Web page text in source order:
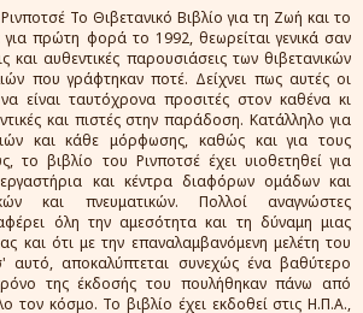
Το Θιβετανικό Βιβλίο για τη Ζωή και το
πρώτη φορά το 1992, θεωρείται γενικά σαν
και αυθεντικές παρουσιάσεις των θιβετανικών
που γράφτηκαν ποτέ. Δείχνει πως αυτές οι
είναι ταυτόχρονα προσιτές στον καθένα κι
και πιστές στην παράδοση. Κατάλληλο για
και κάθε μόρφωσης, καθώς και για τους
το βιβλίο του Ρινποτσέ έχει υιοθετηθεί για
και κέντρα διαφόρων ομάδων και
και πνευματικών. Πολλοί αναγνώστες
όλη την αμεσότητα και τη δύναμη μιας
και ότι με την επαναλαμβανόμενη μελέτη του
αποκαλύπτεται συνεχώς ένα βαθύτερο
της έκδοσής του πουλήθηκαν πάνω από
τον κόσμο. Το βιβλίο έχει εκδοθεί στις Η.Π.Α.,